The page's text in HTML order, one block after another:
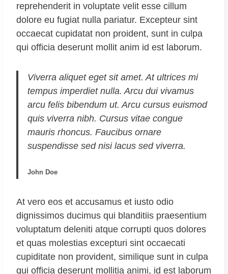
reprehenderit in voluptate velit esse cillum
dolore eu fugiat nulla pariatur. Excepteur sint
occaecat cupidatat non proident, sunt in culpa
qui officia deserunt mollit anim id est laborum.
Viverra aliquet eget sit amet. At ultrices mi
tempus imperdiet nulla. Arcu dui vivamus
arcu felis bibendum ut. Arcu cursus euismod
quis viverra nibh. Cursus vitae congue
mauris rhoncus. Faucibus ornare
suspendisse sed nisi lacus sed viverra.
John Doe
At vero eos et accusamus et iusto odio
dignissimos ducimus qui blanditiis praesentium
voluptatum deleniti atque corrupti quos dolores
et quas molestias excepturi sint occaecati
cupiditate non provident, similique sunt in culpa
qui officia deserunt mollitia animi, id est laborum